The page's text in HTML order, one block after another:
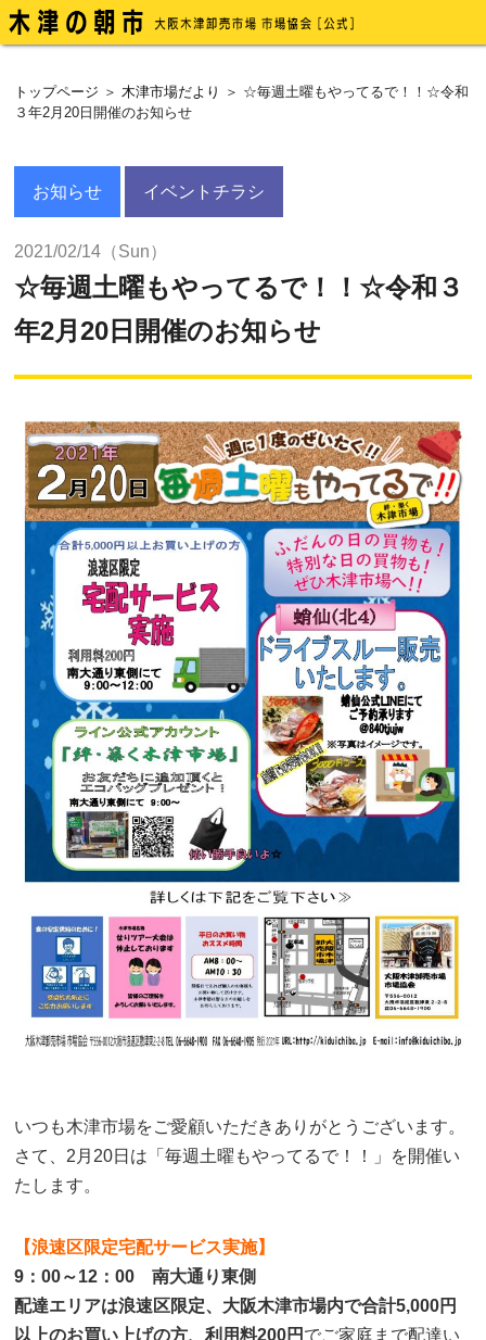
トップページ ＞木津市場だより
＞ ☆毎週土曜もやってるで！！☆令和
３年2月20日開催のお知らせ
お知らせ イベントチラシ
2021/02/14（Sun）
☆毎週土曜もやってるで！！☆令和３
年2月20日開催のお知らせ
いつも木津市場をご愛顧いただきありがとうございます。
さて、2月20日は「毎週土曜もやってるで！！」を開催い
たします。
【浪速区限定宅配サービス実施】
9：00～12：00 南大通り東側
配達エリアは浪速区限定、大阪木津市場内で合計5,000円
以上のお買い上げの方、利用料200円 でご家庭まで配達い